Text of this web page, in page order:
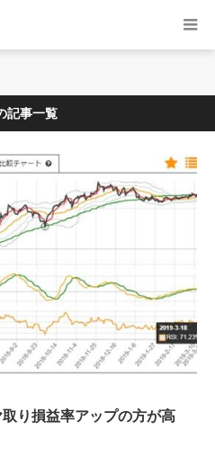
記事一覧
り損益率アップの方が高